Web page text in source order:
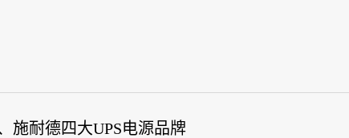
施耐德四大UPS电源品牌